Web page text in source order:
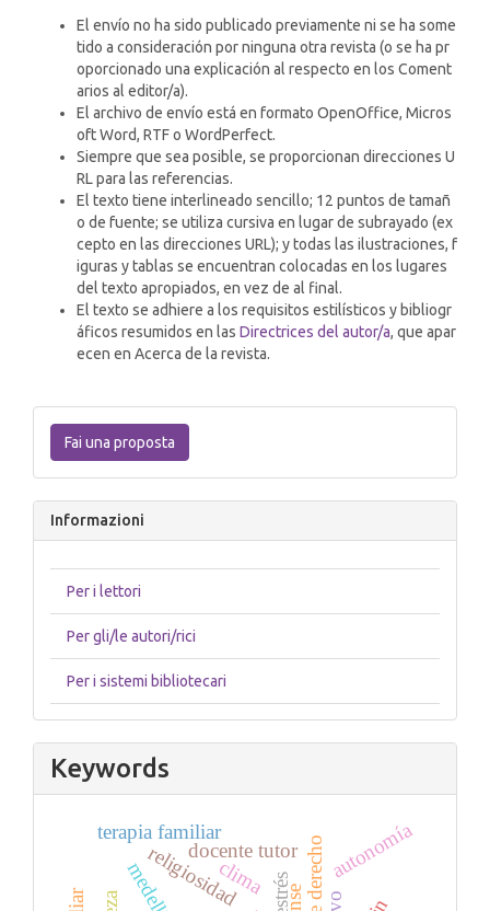
El envío no ha sido publicado previamente ni se ha some
tido a consideración por ninguna otra revista (o se ha pr
oporcionado una explicación al respecto en los Coment
arios al editor/a).
El archivo de envío está en formato OpenOffice, Micros
oft Word, RTF o WordPerfect.
Siempre que sea posible, se proporcionan direcciones U
RL para las referencias.
El texto tiene interlineado sencillo; 12 puntos de tamañ
o de fuente; se utiliza cursiva en lugar de subrayado (ex
cepto en las direcciones URL); y todas las ilustraciones, f
iguras y tablas se encuentran colocadas en los lugares
del texto apropiados, en vez de al final.
El texto se adhiere a los requisitos estilísticos y bibliogr
áficos resumidos en las Directrices del autor/a, que apar
ecen en Acerca de la revista.
una
proposta
Fai una proposta
Informazioni
Per i lettori
Per gli/le autori/rici
Per i sistemi bibliotecari
Keywords
religiosidad
medellín
docente tutor
terapia familiar autonomía
clima estrés